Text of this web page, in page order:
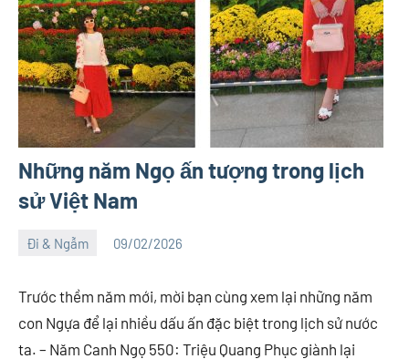
Những năm Ngọ ấn tượng trong lịch
sử Việt Nam
Đi & Ngẫm 09/02/2026
Trước thềm năm mới, mời bạn cùng xem lại những năm
con Ngựa để lại nhiều dấu ấn đặc biệt trong lịch sử nước
ta. – Năm Canh Ngọ 550: Triệu Quang Phục giành lại